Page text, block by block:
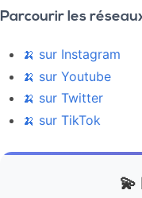
Parcourir les
🍌 sur Instagram
🍌 sur Youtube
🍌 sur Twitter
🍌 sur TikTok
💫